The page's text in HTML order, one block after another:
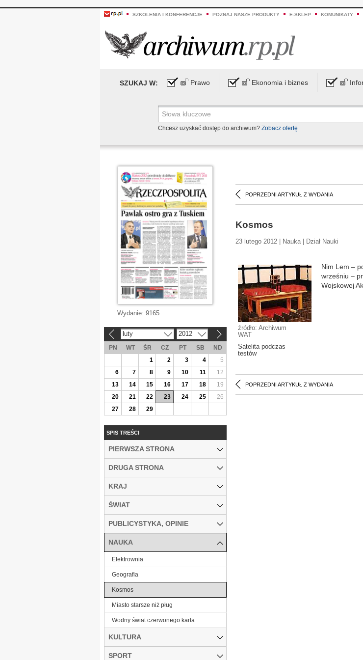
SZKOLENIA I KONFERENCJE POZNAJ NASZE PRODUKTY E-SKLEP KOMUNIKATY
SZUKAJ W: Prawo Ekonomia i biznes
Chcesz uzyskać dostęp do archiwum? Zobacz ofertę
POPRZEDNI ARTYKUŁ Z WYDANIA
Kosmos
23 lutego 2012 | Nauka | Dział Nauki
źródło: Archiwum
WAT
Satelita podczas
testów
Nim Lem –
wrześniu –
Wojskowej
POPRZEDNI ARTYKUŁ Z WYDANIA
Wydanie: 9165
luty 2012
PN WT ŚR CZ PT SB
ND
1
2 3 4
5
6
7 8 9 10 11
12
13
14 15 16 17 18
19
20
21 22 23 24 25
26
27
28 29
SPIS TREŚCI
PIERWSZA STRONA
DRUGA STRONA
KRAJ
ŚWIAT
PUBLICYSTYKA, OPINIE
NAUKA
Elektrownia
Geografia
Kosmos
Miasto starsze niż pług
Wodny świat czerwonego karła
KULTURA
SPORT